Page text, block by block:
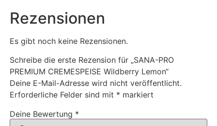
Rezensionen
Es gibt noch keine Rezensionen.
Schreibe die erste Rezension für „SANA-PRO
PREMIUM CREMESPEISE Wildberry Lemon“
Deine E-Mail-Adresse wird nicht veröffentlicht.
Erforderliche Felder sind mit * markiert
Deine Bewertung *